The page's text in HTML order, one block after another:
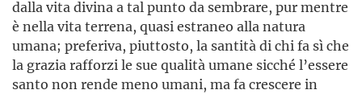
dalla vita divina a tal punto da sembrare, pur mentre
è nella vita terrena, quasi estraneo alla natura
umana; preferiva, piuttosto, la santità di chi fa sì che
la grazia rafforzi le sue qualità umane sicché l’essere
santo non rende meno umani, ma fa crescere in